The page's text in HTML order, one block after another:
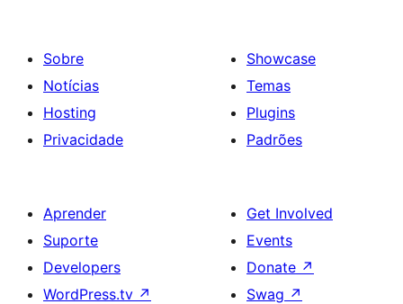
Sobre
Notícias
Hosting
Privacidade
Showcase
Temas
Plugins
Padrões
Aprender
Suporte
Developers
WordPress.tv ↗
Get Involved
Events
Donate ↗
Swag ↗